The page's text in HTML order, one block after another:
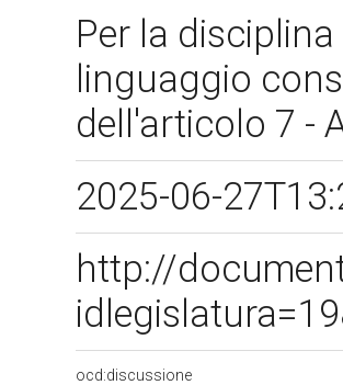
Per la
linguaggio
dell'articolo 7 -
2025-06-
http://
ocd:discussione